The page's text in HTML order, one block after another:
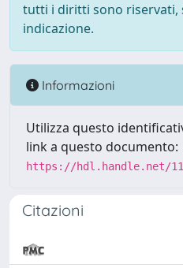
tutti i diritti sono riservati,
indicazione.
Informazioni
Utilizza questo
link a questo documento:
https://hdl.handle.net/
Citazioni